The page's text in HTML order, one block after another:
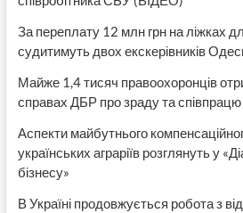
За переплату 12 млн грн на ліжках
судитимуть двох екскерівників
Майже 1,4 тисяч правоохоронців
справах ДБР про зраду та співпрацю
Аспекти майбутнього
українських аграріїв розглянуть у
бізнесу»
В Україні продовжується робота з